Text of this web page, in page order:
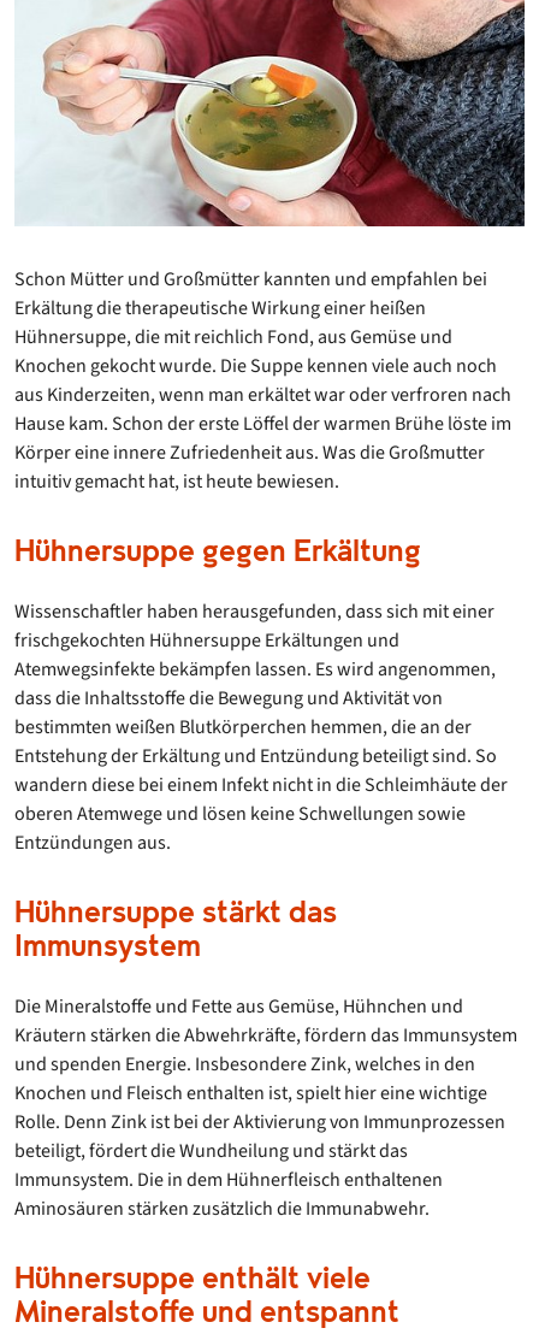
Schon Mütter und Großmütter kannten und empfahlen bei
Erkältung die therapeutische Wirkung einer heißen
Hühnersuppe, die mit reichlich Fond, aus Gemüse und
Knochen gekocht wurde. Die Suppe kennen viele auch noch
aus Kinderzeiten, wenn man erkältet war oder verfroren nach
Hause kam. Schon der erste Löffel der warmen Brühe löste im
Körper eine innere Zufriedenheit aus. Was die Großmutter
intuitiv gemacht hat, ist heute bewiesen.
Hühnersuppe gegen Erkältung
Wissenschaftler haben herausgefunden, dass sich mit einer
frischgekochten Hühnersuppe Erkältungen und
Atemwegsinfekte bekämpfen lassen. Es wird angenommen,
dass die Inhaltsstoffe die Bewegung und Aktivität von
bestimmten weißen Blutkörperchen hemmen, die an der
Entstehung der Erkältung und Entzündung beteiligt sind. So
wandern diese bei einem Infekt nicht in die Schleimhäute der
oberen Atemwege und lösen keine Schwellungen sowie
Entzündungen aus.
Hühnersuppe stärkt das
Immunsystem
Die Mineralstoffe und Fette aus Gemüse, Hühnchen und
Kräutern stärken die Abwehrkräfte, fördern das Immunsystem
und spenden Energie. Insbesondere Zink, welches in den
Knochen und Fleisch enthalten ist, spielt hier eine wichtige
Rolle. Denn Zink ist bei der Aktivierung von Immunprozessen
beteiligt, fördert die Wundheilung und stärkt das
Immunsystem. Die in dem Hühnerfleisch enthaltenen
Aminosäuren stärken zusätzlich die Immunabwehr.
Hühnersuppe enthält viele
Mineralstoffe und entspannt